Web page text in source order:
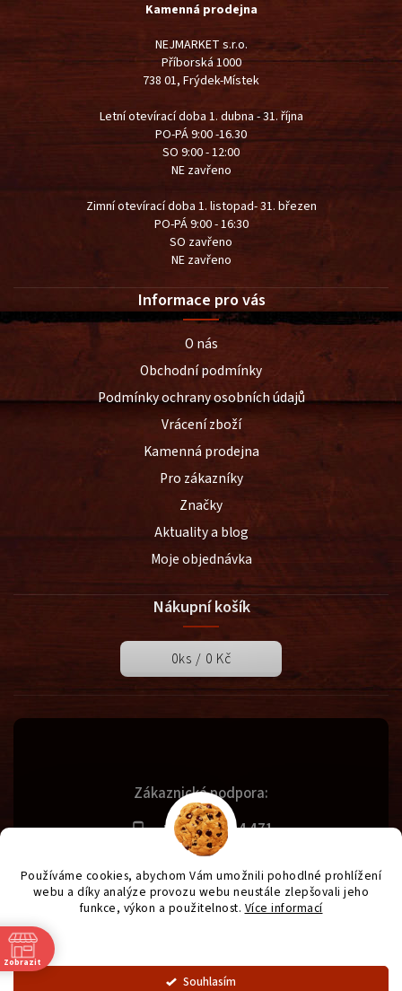
Používáme cookies, abychom Vám umožnili pohodlné prohlížení
webu a díky analýze provozu webu neustále zlepšovali jeho
funkce, výkon a použitelnost. Více informací
Souhlasím
Zákaznická podpora:
+420 731 614 471
info@svetgrilu.cz
Kamenná prodejna
NEJMARKET s.r.o.
Příborská 1000
738 01, Frýdek-Místek
Letní otevírací doba 1. dubna - 31. října
PO-PÁ 9:00 -16.30
SO 9:00 - 12:00
NE zavřeno
Zimní otevírací doba 1. listopad- 31. březen
PO-PÁ 9:00 - 16:30
SO zavřeno
NE zavřeno
Informace pro vás
O nás
Obchodní podmínky
Podmínky ochrany osobních údajů
Vrácení zboží
Kamenná prodejna
Pro zákazníky
Značky
Aktuality a blog
Moje objednávka
Nákupní košík
0ks / 0 Kč
Zobrazit